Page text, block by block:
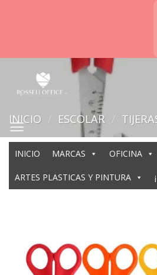
INICIO MARCAS OFICINA
ARTES PLASTICAS Y PINTURA
INICIO / ESCOLAR /